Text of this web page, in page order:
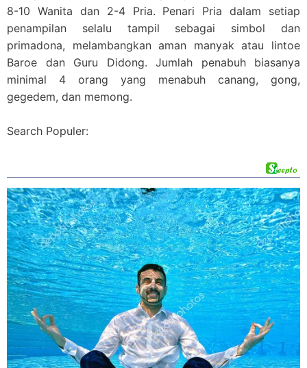
8-10 Wanita dan 2-4 Pria. Penari Pria dalam setiap
penampilan selalu tampil sebagai simbol dan
primadona, melambangkan aman manyak atau lintoe
Baroe dan Guru Didong. Jumlah penabuh biasanya
minimal 4 orang yang menabuh canang, gong,
gegedem, dan memong.
Search Populer: